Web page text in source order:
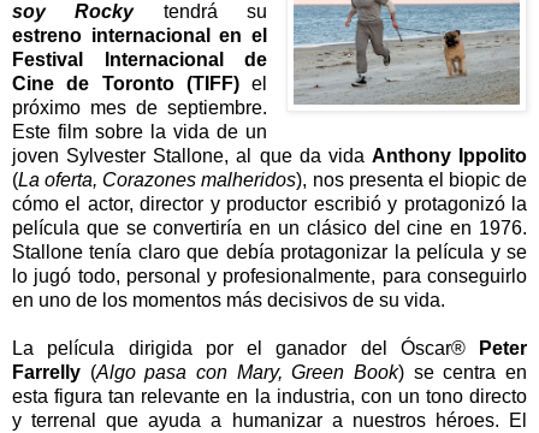
soy Rockytendrá su
estreno internacional en el
Festival Internacional de
Cine de Toronto (TIFF)el
próximo mes de septiembre.
Este film sobre la vida de un
joven Sylvester Stallone, al que da vida Anthony Ippolito
(La oferta, Corazones malheridos), nos presenta el biopic de
cómo el actor, director y productor escribió y protagonizó la
película que se convertiría en un clásico del cine en 1976.
Stallone tenía claro que debía protagonizar la película y se
lo jugó todo, personal y profesionalmente, para conseguirlo
en uno de los momentos más decisivos de su vida.
La película dirigida por el ganador del Óscar®
Peter
Farrelly (Algo pasa con Mary, Green Book) se centra en
esta figura tan relevante en la industria, con un tono directo
y terrenal que ayuda a humanizar a nuestros héroes. El